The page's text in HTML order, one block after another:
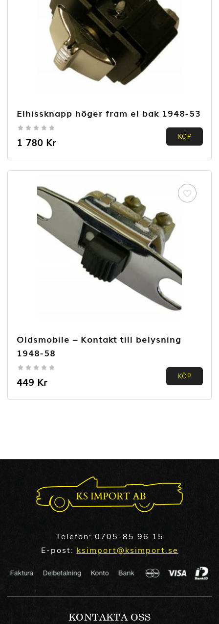
Elhissknapp höger fram el bak 1948-53
0.00
out of
5
1 780 Kr KÖP
Oldsmobile – Kontakt till belysning
1948-58
0.00
out of
5
449 Kr KÖP
Telefon: 0705-85 96 15
E-post: ksimport@ksimport.se
KONTAKTA OSS